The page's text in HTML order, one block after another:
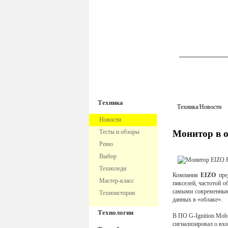
Техника
Новости
Тесты и обзоры
Ревю
Выбор
Техноледи
Мастер-класс
Техноистории
Технологии
Техника/Новости
Монитор в
КомпанияEIZO
пикселей, частотой
самыми
данных в «облаке».
В ПО G-Ignition
сигнализировал о